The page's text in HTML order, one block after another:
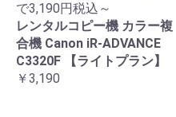
で3,190円税込～
レンタルコピー機 カラー複
合機 Canon iR-ADVANCE
C3320F 【ライトプラン】
￥3,190